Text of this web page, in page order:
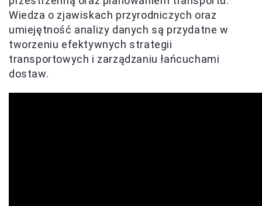
Wiedza o zjawiskach przyrodniczych oraz
umiejętność analizy danych są przydatne w
tworzeniu efektywnych strategii
transportowych i zarządzaniu łańcuchami
dostaw.